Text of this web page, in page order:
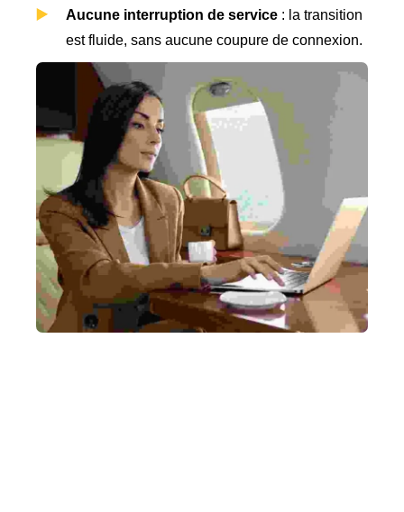
Aucune interruption de service: la transition
est fluide, sans aucune coupure de connexion.